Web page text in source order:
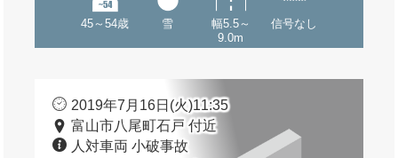
45～54歳 雪
幅5.5～
9.0m
信号なし
2019年7月16日(火)11:35
富山市八尾町石戸 付近
人対車両 小破事故